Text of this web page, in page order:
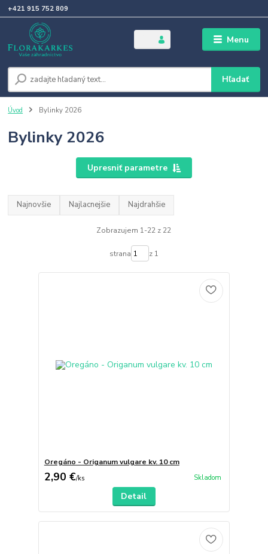
Menu
Hľadať
+421 915 752 809
Úvod Bylinky 2026
Bylinky 2026
Upresniť parametre
Najnovšie Najlacnejšie Najdrahšie
Zobrazujem 1-22 z 22
strana z 1
Oregáno - Origanum vulgare kv. 10 cm
2,90 €/ks Skladom
Detail